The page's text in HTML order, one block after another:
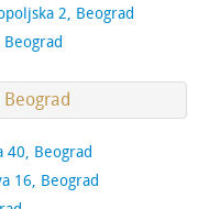
2, Beograd
40, Beograd
16, Beograd